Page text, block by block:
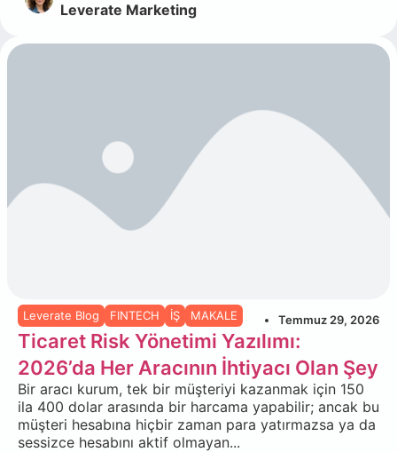
Leverate Marketing
Leverate Blog FINTECH İŞ MAKALE Temmuz 29, 2026
Ticaret Risk Yönetimi Yazılımı:
2026’da Her Aracının İhtiyacı Olan Şey
Bir aracı kurum, tek bir müşteriyi kazanmak için 150
ila 400 dolar arasında bir harcama yapabilir; ancak bu
müşteri hesabına hiçbir zaman para yatırmazsa ya da
sessizce hesabını aktif olmayan...